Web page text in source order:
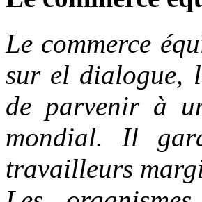
Le commerce
sur el dialogue,
de parvenir à
mondial. Il
travailleurs